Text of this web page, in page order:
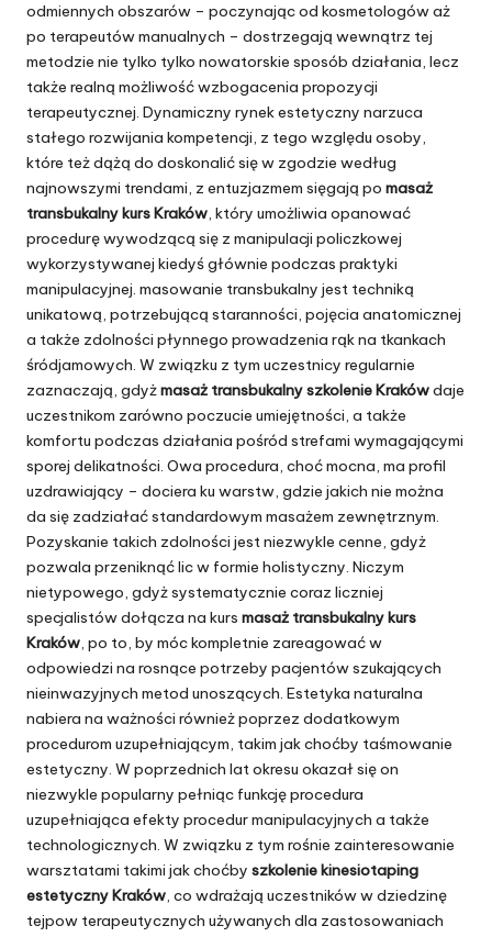
odmiennych obszarów – poczynając od kosmetologów aż
po terapeutów manualnych – dostrzegają wewnątrz tej
metodzie nie tylko tylko nowatorskie sposób działania, lecz
także realną możliwość wzbogacenia propozycji
terapeutycznej. Dynamiczny rynek estetyczny narzuca
stałego rozwijania kompetencji, z tego względu osoby,
które też dążą do doskonalić się w zgodzie według
najnowszymi trendami, z entuzjazmem sięgają po masaż
transbukalny kurs Kraków, który umożliwia opanować
procedurę wywodzącą się z manipulacji policzkowej
wykorzystywanej kiedyś głównie podczas praktyki
manipulacyjnej. masowanie transbukalny jest techniką
unikatową, potrzebującą staranności, pojęcia anatomicznej
a także zdolności płynnego prowadzenia rąk na tkankach
śródjamowych. W związku z tym uczestnicy regularnie
zaznaczają, gdyżmasaż transbukalny szkolenie Krakówdaje
uczestnikom zarówno poczucie umiejętności, a także
komfortu podczas działania pośród strefami wymagającymi
sporej delikatności. Owa procedura, choć mocna, ma profil
uzdrawiający – dociera ku warstw, gdzie jakich nie można
da się zadziałać standardowym masażem zewnętrznym.
Pozyskanie takich zdolności jest niezwykle cenne, gdyż
pozwala przeniknąć lic w formie holistyczny. Niczym
nietypowego, gdyż systematycznie coraz liczniej
specjalistów dołącza na kurs masaż transbukalny kurs
Kraków, po to, by móc kompletnie zareagować w
odpowiedzi na rosnące potrzeby pacjentów szukających
nieinwazyjnych metod unoszących. Estetyka naturalna
nabiera na ważności również poprzez dodatkowym
procedurom uzupełniającym, takim jak choćby taśmowanie
estetyczny. W poprzednich lat okresu okazał się on
niezwykle popularny pełniąc funkcję procedura
uzupełniająca efekty procedur manipulacyjnych a także
technologicznych. W związku z tym rośnie zainteresowanie
warsztatami takimi jak choćby szkolenie kinesiotaping
estetyczny Kraków, co wdrażają uczestników w dziedzinę
tejpow terapeutycznych używanych dla zastosowaniach